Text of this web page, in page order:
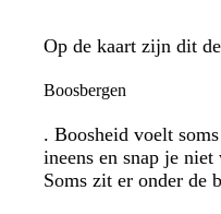
Op de kaart zijn dit de
Boosbergen
. Boosheid voelt
ineens en snap je
Soms zit er onder de